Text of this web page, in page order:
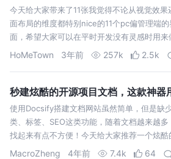
今天给大家带来了11张我觉得不论从视觉效果
面布局的维度都特别nice的11个pc偏管理端的
面，希望大家可以在平时开发没有灵感时用来
考。
HoMeTown 3年前 257k 2.5k
秒建炫酷的开源项目文档，这款神器
使用Docsify搭建文档网站虽然简单，但是缺
类、标签、SEO这类功能，随着文档越来越多
找起来有点不方便！今天给大家推荐一个炫酷
档主题，用来搭建项目文档网站正合适！
MacroZheng 4年前 7.4k 64